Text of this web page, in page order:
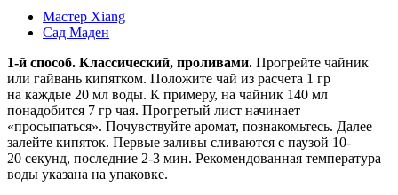
Мастер Xiang
Сад Маден
1-й способ. Классический, проливами. Прогрейте чайник
или гайвань кипятком. Положите чай из расчета 1 гр
на каждые 20 мл воды. К примеру, на чайник 140 мл
понадобится 7 гр чая. Прогретый лист начинает
«просыпаться». Почувствуйте аромат, познакомьтесь. Далее
залейте кипяток. Первые заливы сливаются с паузой 10-
20 секунд, последние 2-3 мин. Рекомендованная температура
воды указана на упаковке.